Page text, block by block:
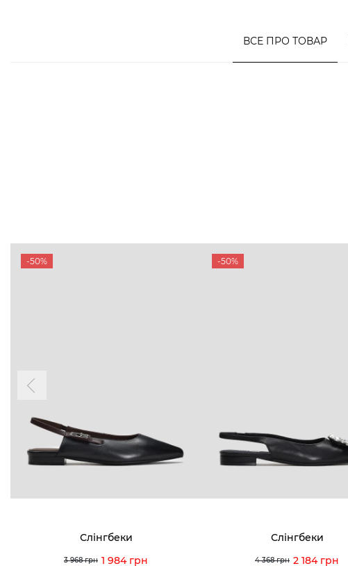
ВСЕ ПРО ТОВАР
-50%
Слінгбеки
3 968 грн 1 984 грн
-50%
Слінгбеки
4 368 грн 2 184 грн